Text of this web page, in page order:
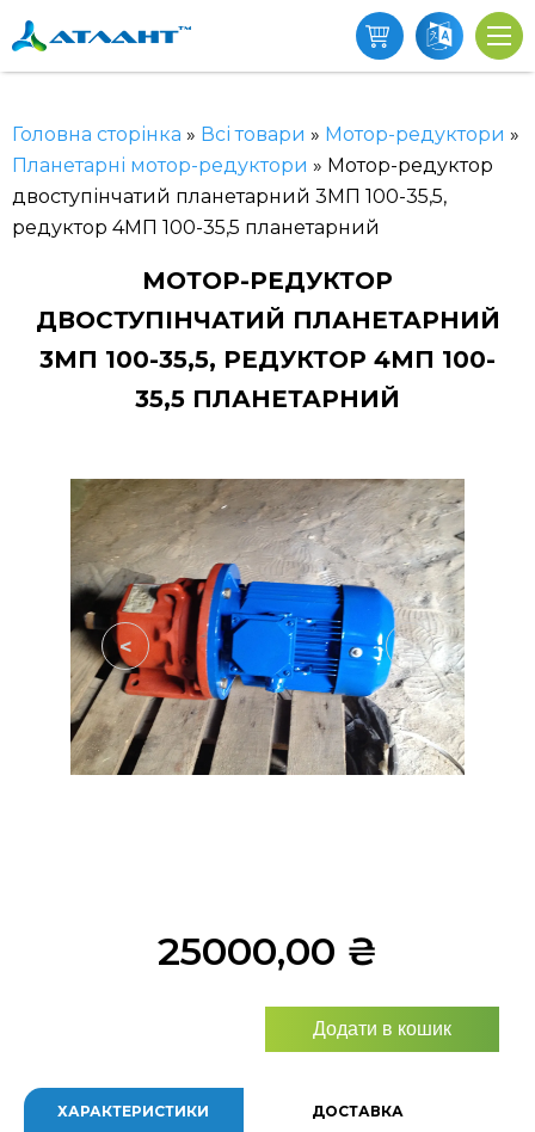
Головна сторінка » Всі товари » Мотор-редуктори »
Планетарні мотор-редуктори » Мотор-редуктор
двоступінчатий планетарний 3МП 100-35,5,
редуктор 4МП 100-35,5 планетарний
МОТОР-РЕДУКТОР
ДВОСТУПІНЧАТИЙ ПЛАНЕТАРНИЙ
3МП 100-35,5, РЕДУКТОР 4МП 100-
35,5 ПЛАНЕТАРНИЙ
< >
25000,00 ₴
Додати в кошик
ХАРАКТЕРИСТИКИ ДОСТАВКА